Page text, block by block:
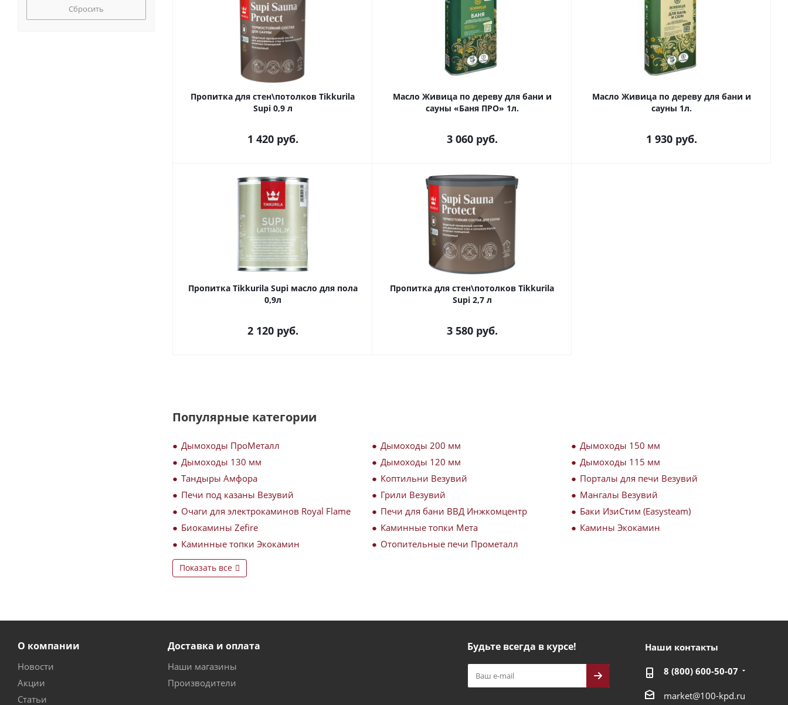
Пропитка для стен\потолков Tikkurila
Supi 0,9 л
1 420руб.
Масло Живица по дереву для бани и
сауны «Баня ПРО» 1л.
3 060руб.
Масло Живица по дереву для бани и
сауны 1л.
1 930руб.
Пропитка Tikkurila Supi масло для пола
0,9л
2 120руб.
Пропитка для стен\потолков Tikkurila
Supi 2,7 л
3 580руб.
Популярные категории
Дымоходы ПроМеталл Дымоходы 200 мм
Дымоходы 150 мм
Дымоходы 130 мм
Дымоходы 120 мм
Дымоходы 115 мм
Тандыры Амфора
Коптильни Везувий
Порталы для печи Везувий
Печи под казаны Везувий
Грили Везувий
Мангалы Везувий
Очаги для электрокаминов Royal Flame
Печи для бани ВВД Инжкомцентр
Баки ИзиСтим (Easysteam)
Биокамины Zefire
Каминные топки Мета
Камины Экокамин
Каминные топки Экокамин
Отопительные печи Прометалл
Показать все
Сбросить
О компании
Новости
Акции
Статьи
Доставка и оплата
Наши магазины
Производители
Будьте всегда в курсе! Наши контакты
8 (800) 600-50-07
market@100-kpd.ru